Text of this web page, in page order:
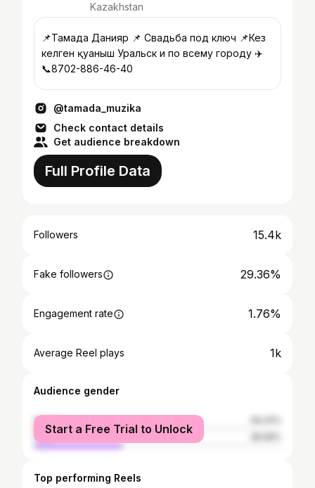
Kazakhstan
📌Тамада Данияр 📌 Свадьба под ключ 📌Кез
келген қуаныш Уральск и по всему городу ✈️
📞8702-886-46-40
@tamada_muzika
Check contact details
Get audience breakdown
Full Profile Data
Followers 15.4k
Fake followers 29.36%
Engagement rate 1.76%
Average Reel plays 1k
Audience gender
female
male
Start a Free Trial to Unlock
Top performing Reels